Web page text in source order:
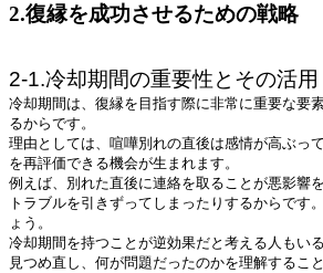
2.復縁を成功させるための戦略
2-1.冷却期間の重要性とその活用
冷却期間は、復縁を目指す際に非常に重要な要
るからです。
理由としては、喧嘩別れの直後は感情が高ぶっ
を再評価できる機会が生まれます。
例えば、別れた直後に連絡を取ることが悪影響
トラブルを引きずってしまったりするからです
ょう。
冷却期間を持つことが逆効果だと考える人もい
見つめ直し、何が問題だったのかを理解するこ